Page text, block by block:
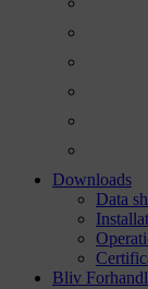
Downloads
Data
Bliv